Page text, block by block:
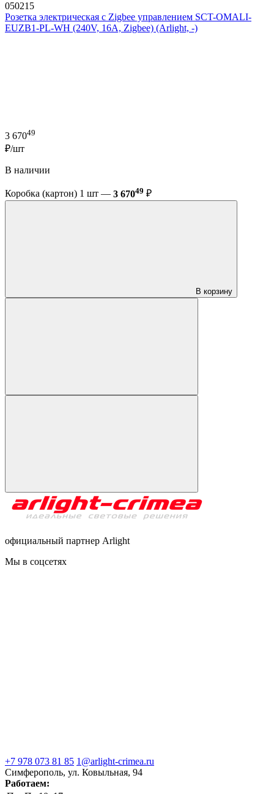
050215
Розетка электрическая с Zigbee управлением SCT-OMALI-
EUZB1-PL-WH (240V, 16A, Zigbee) (Arlight, -)
3 67049
₽/шт
В наличии
Коробка (картон) 1 шт — 3 67049 ₽
В корзину
официальный партнер Arlight
Мы в соцсетях
+7 978 073 81 85 1@arlight-crimea.ru
Симферополь, ул. Ковыльная, 94
Работаем: